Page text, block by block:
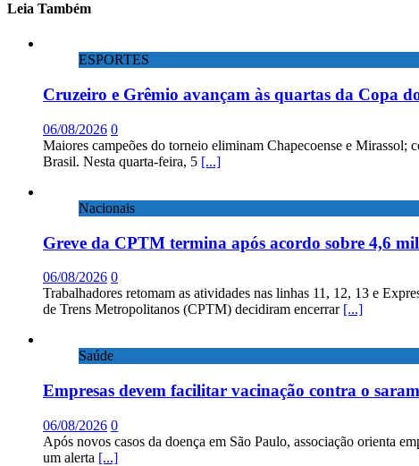
Leia Também
ESPORTES
Cruzeiro e Grêmio avançam às quartas da Copa
06/08/2026 0
Maiores campeões do torneio eliminam Chapecoense e Mirassol;
Brasil. Nesta quarta-feira, 5 [...]
Nacionais
Greve da CPTM termina após acordo sobre 4,6
06/08/2026 0
Trabalhadores retomam as atividades nas linhas 11, 12, 13 e
de Trens Metropolitanos (CPTM) decidiram encerrar [...]
Saúde
Empresas devem facilitar vacinação contra o
06/08/2026 0
Após novos casos da doença em São Paulo, associação orienta
um alerta [...]